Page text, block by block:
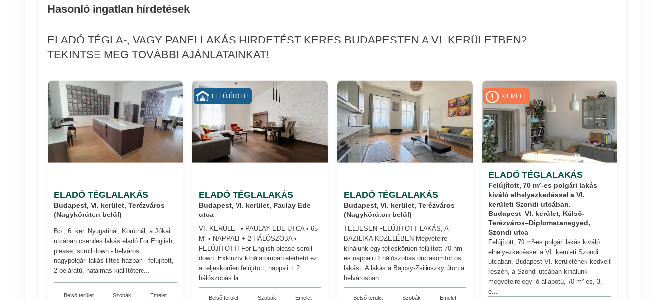
Hasonló ingatlan hírdetések
ELADÓ TÉGLA-, VAGY PANELLAKÁS HIRDETÉST KERES BUDAPESTEN A VI. KERÜLETBEN?
TEKINTSE MEG TOVÁBBI AJÁNLATAINKAT!
ELADÓ TÉGLALAKÁS
Budapest, VI. kerület, Terézváros
(Nagykörúton belül)
Bp., 6. ker. Nyugatinál, Körútnál, a Jókai
utcában csendes lakás eladó For English,
please, scroll down - belvárosi,
nagypolgári lakás liftes házban - felújított,
2 bejáratú, hatalmas kiállítótere...
Belső terület Szobák Emelet
ELADÓ TÉGLALAKÁS
Budapest, VI. kerület, Paulay Ede
utca
VI. KERÜLET • PAULAY EDE UTCA • 65
M² • NAPPALI + 2 HÁLÓSZOBA •
FELÚJÍTOTT! For English please scroll
down. Exkluzív kínálatomban elérhető ez
a teljeskörűen felújított, nappali + 2
hálószobás la...
Belső terület Szobák Emelet
FELÚJÍTOTT!
ELADÓ TÉGLALAKÁS
Budapest, VI. kerület, Terézváros
(Nagykörúton belül)
TELJESEN FELÚJÍTOTT LAKÁS, A
BAZILIKA KÖZELÉBEN Megvételre
kínálunk egy teljeskörűen felújított 70 nm-
es nappali+2 hálószobás duplakomfortos
lakást. A lakás a Bajcsy-Zsilinszky úton a
belvárosban ...
Belső terület Szobák Emelet
ELADÓ TÉGLALAKÁS
Felújított, 70 m²-es polgári lakás
kiváló elhelyezkedéssel a VI.
kerületi Szondi utcában.
Budapest, VI. kerület, Külső-
Terézváros–Diplomatanegyed,
Szondi utca
Felújított, 70 m²-es polgári lakás kiváló
elhelyezkedéssel a VI. kerületi Szondi
utcában. Budapest VI. kerületének kedvelt
részén, a Szondi utcában kínálunk
megvételre egy jó állapotú, 70 m²-es, 3.
e...
KIEMELT